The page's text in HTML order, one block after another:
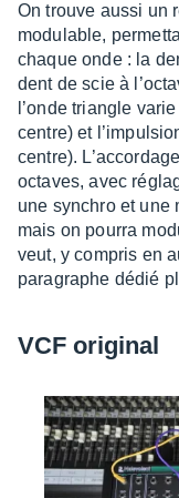
On trouve aussi un
modu­lable,
chaque onde : la
dent de scie à
l’onde triangle
centre) et
centre).
octaves, avec
une synchro et une
mais on pourra
veut, y compris en
para­graphe dédié
VCF origi­nal